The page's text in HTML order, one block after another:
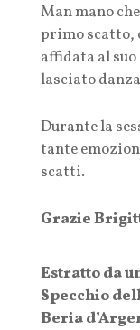
Man mano
primo scatto,
affidata al suo
lasciato
Durante la
tante
scatti.
Grazie
Estratto da
Specchio
Beria